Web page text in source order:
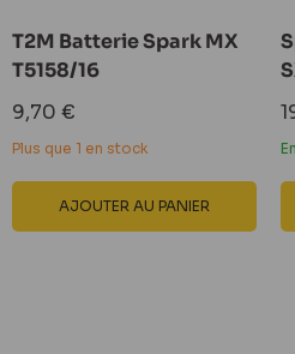
T2M Batterie Spark MX
T5158/16
Prix
réduit
9,70 €
Plus que 1 en stock
AJOUTER AU PANIER